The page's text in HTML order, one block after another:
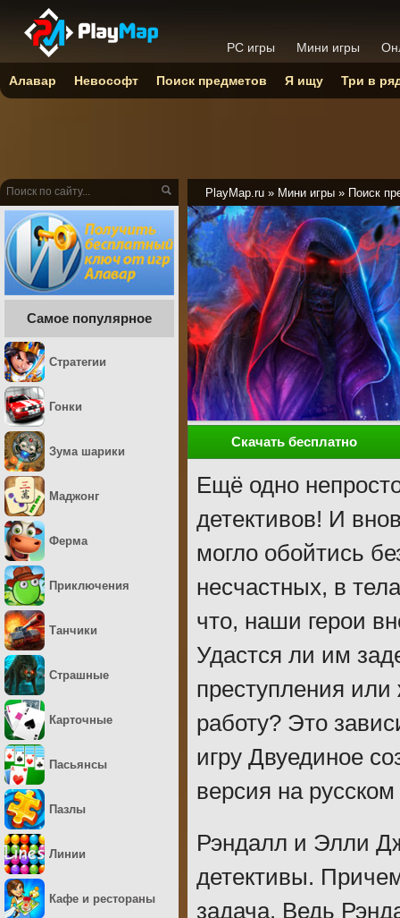
PlayMap.ru » Мини игры » Поиск
Скачать бесплатно
Ещё одно
детективов! И
могло обойтись
несчастных, в
что, наши герои
Удастся ли им
преступления
работу? Это
игру Двуединое
версия на
Рэндалл и Элли
детективы.
задача. Ведь
Самое популярное
Стратегии
Гонки
Зума шарики
Маджонг
Ферма
Приключения
Танчики
Страшные
Карточные
Пасьянсы
Пазлы
Линии
Кафе и рестораны
PC игры Мини игры
Алавар Невософт Поиск предметов Я ищу Три в